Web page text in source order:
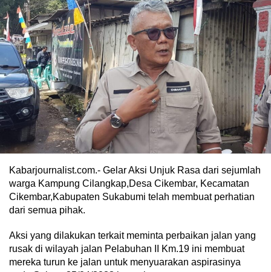
Kabarjournalist.com.- Gelar Aksi Unjuk Rasa dari sejumlah
warga Kampung Cilangkap,Desa Cikembar, Kecamatan
Cikembar,Kabupaten Sukabumi telah membuat perhatian
dari semua pihak.
Aksi yang dilakukan terkait meminta perbaikan jalan yang
rusak di wilayah jalan Pelabuhan II Km.19 ini membuat
mereka turun ke jalan untuk menyuarakan aspirasinya